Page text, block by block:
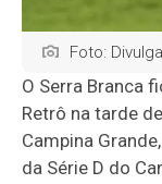
Foto:
O Serra Branca
Retrô na tarde
Campina
da Série D do